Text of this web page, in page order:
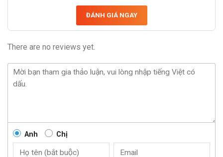
ĐÁNH GIÁ NGAY
There are no reviews yet.
Anh Chị